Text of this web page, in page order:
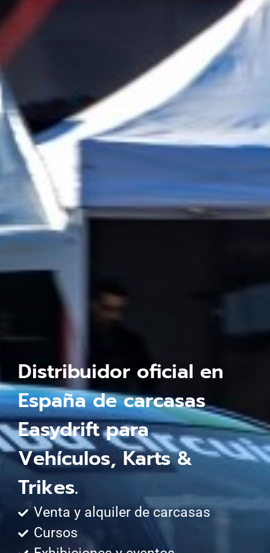
Distribuidor oficial en
España de carcasas
Easydrift para
Vehículos, Karts &
Trikes.
Venta y alquiler de carcasas
Cursos